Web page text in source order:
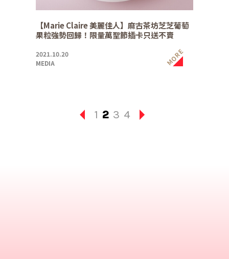
【Marie Claire 美麗佳人】麻古茶坊芝芝葡萄
果粒強勢回歸！限量萬聖節插卡只送不賣
2021.10.20
MEDIA
MORE
1 2 3 4